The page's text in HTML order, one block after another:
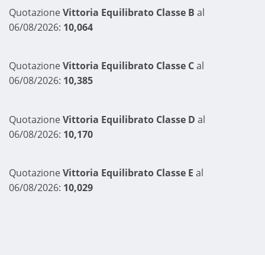
QuotazioneVittoria Equilibrato Classe B al
06/08/2026: 10,064
QuotazioneVittoria Equilibrato Classe Cal
06/08/2026: 10,385
QuotazioneVittoria Equilibrato Classe D al
06/08/2026: 10,170
QuotazioneVittoria Equilibrato Classe E al
06/08/2026: 10,029